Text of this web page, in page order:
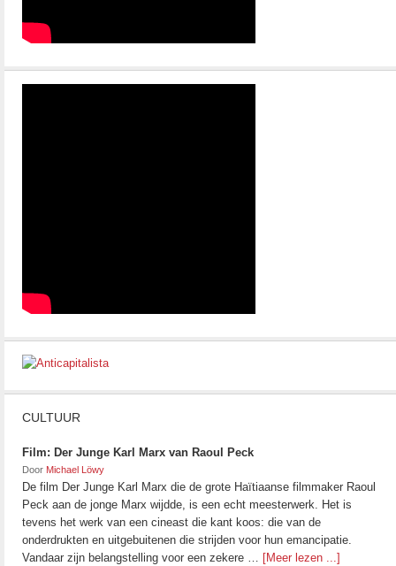
CULTUUR
Film: Der Junge Karl Marx van Raoul Peck
Door Michael Löwy
De film Der Junge Karl Marx die de grote Haïtiaanse filmmaker Raoul
Peck aan de jonge Marx wijdde, is een echt meesterwerk. Het is
tevens het werk van een cineast die kant koos: die van de
onderdrukten en uitgebuitenen die strijden voor hun emancipatie.
Vandaar zijn belangstelling voor een zekere … [Meer lezen ...]